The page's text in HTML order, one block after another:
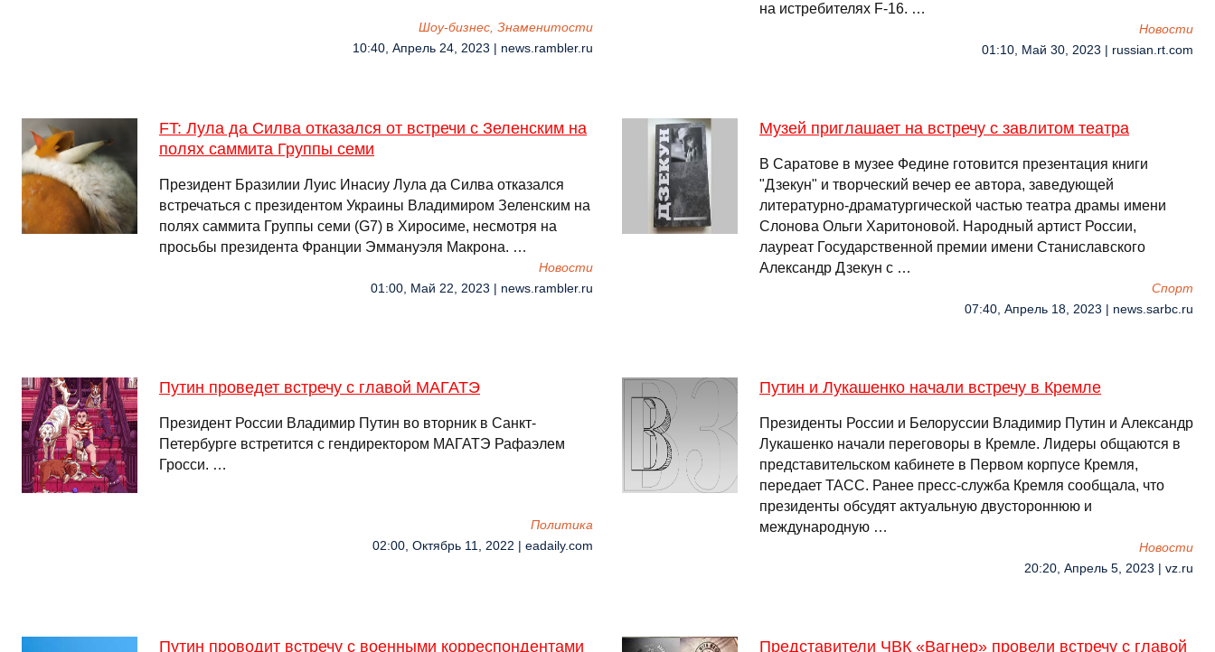
Шоу-бизнес, Знаменитости
10:40, Апрель 24, 2023 | news.rambler.ru
на истребителях F-16. …
Новости
01:10, Май 30, 2023 | russian.rt.com
FT: Лула да Силва отказался от встречи с Зеленским на
полях саммита Группы семи
Президент Бразилии Луис Инасиу Лула да Силва отказался
встречаться с президентом Украины Владимиром Зеленским на
полях саммита Группы семи (G7) в Хиросиме, несмотря на
просьбы президента Франции Эммануэля Макрона. …
Новости
01:00, Май 22, 2023 | news.rambler.ru
Музей приглашает на встречу с завлитом театра
В Саратове в музее Федине готовится презентация книги
"Дзекун" и творческий вечер ее автора, заведующей
литературно-драматургической частью театра драмы имени
Слонова Ольги Харитоновой. Народный артист России,
лауреат Государственной премии имени Станиславского
Александр Дзекун с …
Спорт
07:40, Апрель 18, 2023 | news.sarbc.ru
Путин проведет встречу с главой МАГАТЭ
Президент России Владимир Путин во вторник в Санкт-
Петербурге встретится с гендиректором МАГАТЭ Рафаэлем
Гросси. …
Политика
02:00, Октябрь 11, 2022 | eadaily.com
Путин и Лукашенко начали встречу в Кремле
Президенты России и Белоруссии Владимир Путин и Александр
Лукашенко начали переговоры в Кремле. Лидеры общаются в
представительском кабинете в Первом корпусе Кремля,
передает ТАСС. Ранее пресс-служба Кремля сообщала, что
президенты обсудят актуальную двустороннюю и
международную …
Новости
20:20, Апрель 5, 2023 | vz.ru
Путин проводит встречу с военными корреспондентами Представители ЧВК «Вагнер» провели встречу с главой